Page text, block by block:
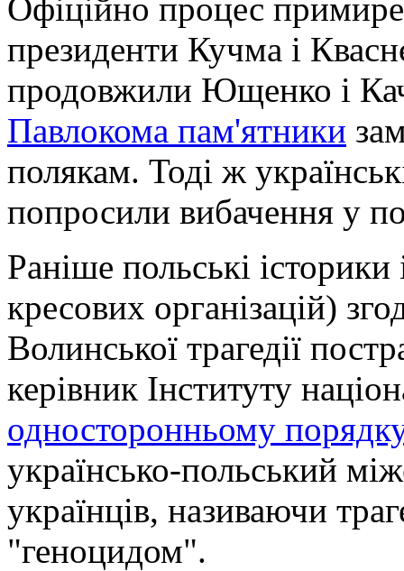
Офіційно процес
президенти Кучма і
продовжили Ющенко і
Павлокома пам'ятники
полякам. Тоді ж
попросили вибачення у
Раніше польські
кресових організацій)
Волинської трагедії
керівник Інституту
односторонньому
українсько-польський
українців, називаючи
"геноцидом".